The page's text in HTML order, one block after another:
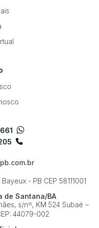
Bayeux - PB CEP 58111001
de Santana/BA
s/nº, KM 524Subaé –
44079-002